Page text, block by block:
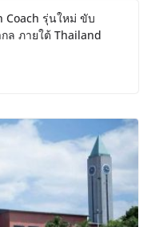
Coach รุ่นใหม่ ขับ
ล ภายใต้ Thailand